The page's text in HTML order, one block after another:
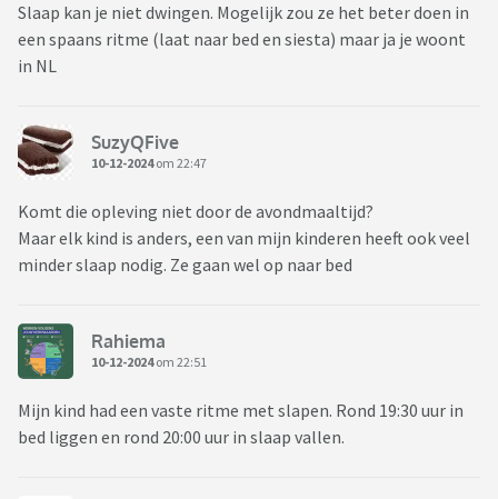
Slaap kan je niet dwingen. Mogelijk zou ze het beter doen in
een spaans ritme (laat naar bed en siesta) maar ja je woont
in NL
SuzyQFive
10-12-2024om 22:47
Komt die opleving niet door de avondmaaltijd?
Maar elk kind is anders, een van mijn kinderen heeft ook veel
minder slaap nodig. Ze gaan wel op naar bed
Rahiema
10-12-2024om 22:51
Mijn kind had een vaste ritme met slapen. Rond 19:30 uur in
bed liggen en rond 20:00 uur in slaap vallen.